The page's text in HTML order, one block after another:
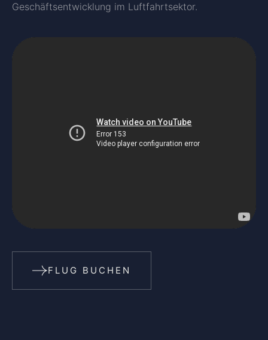
Geschäftsentwicklung im Luftfahrtsektor.
FLUG BUCHEN